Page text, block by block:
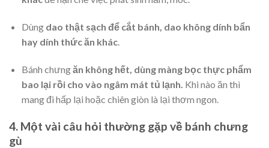
Dùng dao thật sạch để cắt bánh, dao không dính bẩn
hay dính thức ăn khác.
Bánh chưngăn không hết, dùng màng bọc thực phẩm
bao lại rồi cho vào ngâm mát tủ lạnh. Khi nào ăn thì
mang đi hấp lại hoặc chiên giòn là lại thơm ngon.
4. Một vài câu hỏi thường gặp về bánh chưng
gù